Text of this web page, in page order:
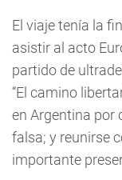
El viaje tenía la
asistir al acto
partido de
“El camino
en Argentina por
falsa; y reunirse
importante